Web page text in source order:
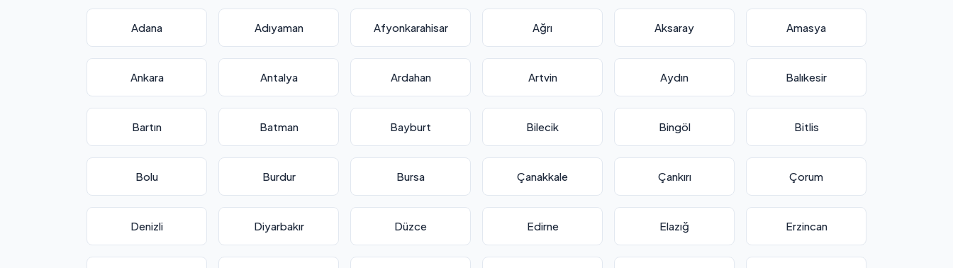
Adana Adıyaman Afyonkarahisar Ağrı Aksaray Amasya
Ankara Antalya Ardahan Artvin Aydın Balıkesir
Bartın Batman Bayburt Bilecik Bingöl Bitlis
Bolu Burdur Bursa Çanakkale Çankırı Çorum
Denizli Diyarbakır Düzce Edirne Elazığ Erzincan